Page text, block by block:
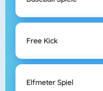
Free Kick
Elfmeter Spiel